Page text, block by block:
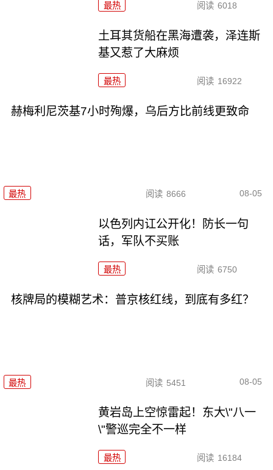
最热 阅读 6018
土耳其货船在黑海遭袭，泽连斯
基又惹了大麻烦
最热 阅读 16922
赫梅利尼茨基7小时殉爆，乌后方比前线更致命
最热 阅读 8666 08-05
以色列内讧公开化！防长一句
话，军队不买账
最热 阅读 6750
核牌局的模糊艺术：普京核红线，到底有多红？
最热 阅读 5451 08-05
黄岩岛上空惊雷起！东大\"八一
\"警巡完全不一样
最热 阅读 16184